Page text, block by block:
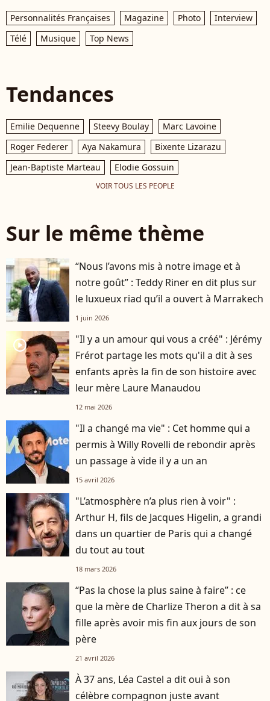
Personnalités Françaises Magazine Photo
Interview
Télé
Musique Top News
Tendances
Emilie Dequenne Steevy Boulay
Marc Lavoine
Roger Federer
Aya Nakamura
Bixente Lizarazu
Jean-Baptiste Marteau
Elodie Gossuin
VOIR TOUS LES PEOPLE
Sur le même thème
“Nous l’avons mis à notre image et à
notre goût” : Teddy Riner en dit plus sur
le luxueux riad qu’il a ouvert à Marrakech
1 juin 2026
player2
"Il y a un amour qui vous a créé" : Jérémy
Frérot partage les mots qu'il a dit à ses
enfants après la fin de son histoire avec
leur mère Laure Manaudou
12 mai 2026
"Il a changé ma vie" : Cet homme qui a
permis à Willy Rovelli de rebondir après
un passage à vide il y a un an
15 avril 2026
"L’atmosphère n’a plus rien à voir" :
Arthur H, fils de Jacques Higelin, a grandi
dans un quartier de Paris qui a changé
du tout au tout
18 mars 2026
“Pas la chose la plus saine à faire” : ce
que la mère de Charlize Theron a dit à sa
fille après avoir mis fin aux jours de son
père
21 avril 2026
À 37 ans, Léa Castel a dit oui à son
célèbre compagnon juste avant